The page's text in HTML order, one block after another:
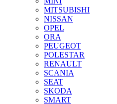
MITSUBISHI
NISSAN
OPEL
ORA
PEUGEOT
POLESTAR
RENAULT
SCANIA
SEAT
SKODA
SMART